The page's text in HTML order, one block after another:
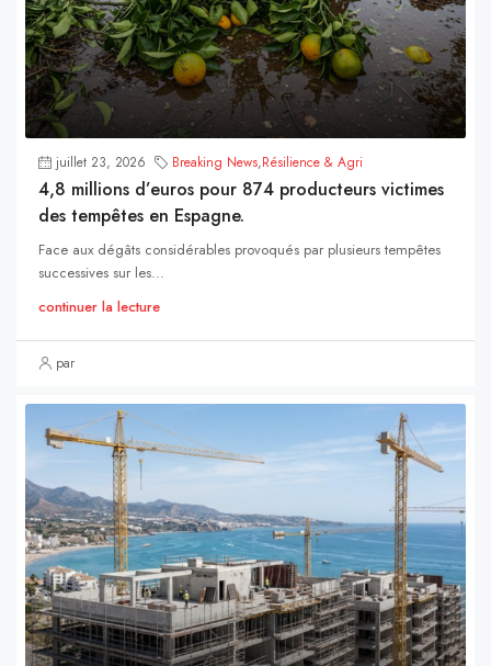
juillet 23, 2026 Breaking News,Résilience & Agri
4,8 millions d’euros pour 874 producteurs victimes
des tempêtes en Espagne.
Face aux dégâts considérables provoqués par plusieurs tempêtes
successives sur les...
continuer la lecture
par